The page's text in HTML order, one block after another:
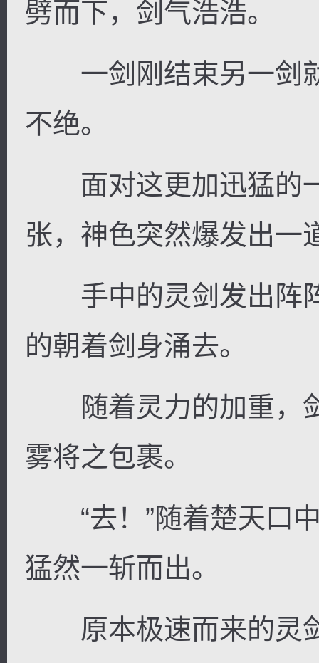
劈而下，剑气浩浩。
一剑刚结束另一剑
不绝。
面对这更加迅猛的
张，神色突然爆发出一
手中的灵剑发出阵
的朝着剑身涌去。
随着灵力的加重，
雾将之包裹。
“去！”随着楚天口中
猛然一斩而出。
原本极速而来的灵